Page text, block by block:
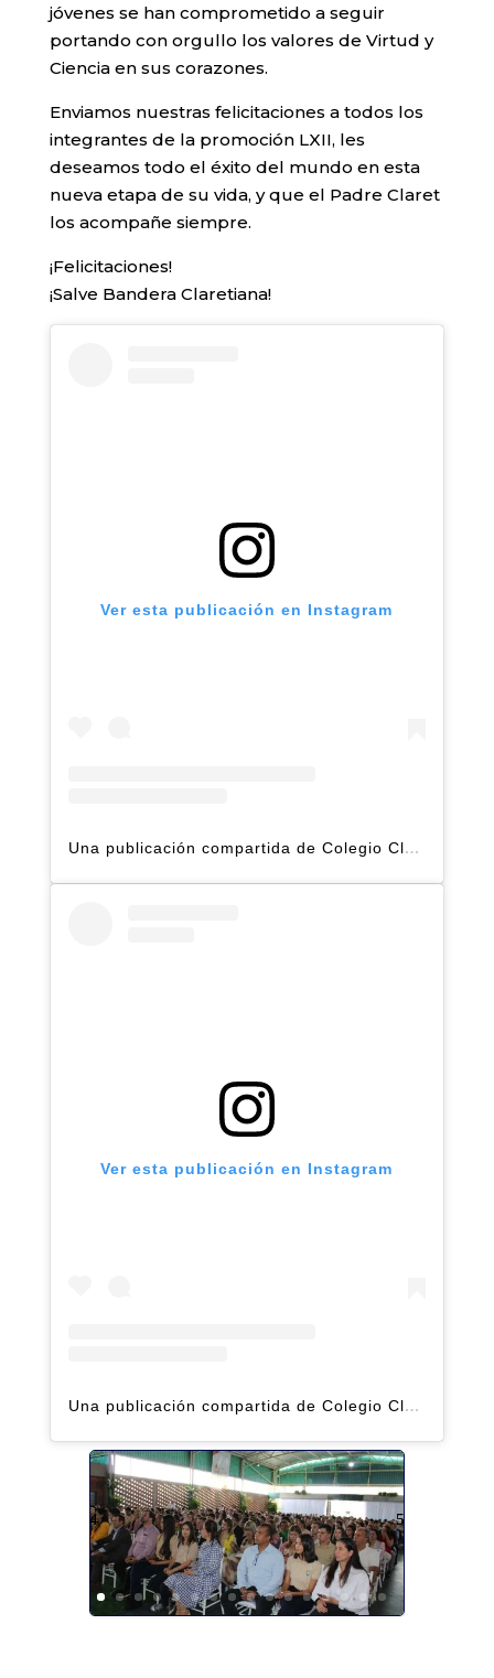
jóvenes se han comprometido a seguir
portando con orgullo los valores de Virtud y
Ciencia en sus corazones.
Enviamos nuestras felicitaciones a todos los
integrantes de la promoción LXII, les
deseamos todo el éxito del mundo en esta
nueva etapa de su vida, y que el Padre Claret
los acompañe siempre.
¡Felicitaciones!
¡Salve Bandera Claretiana!
Ver esta publicación en Instagram
Una publicación compartida de Colegio Claret | Alto Hatillo (@clarethatillo)
Ver esta publicación en Instagram
Una publicación compartida de Colegio Claret | Alto Hatillo (@clarethatillo)